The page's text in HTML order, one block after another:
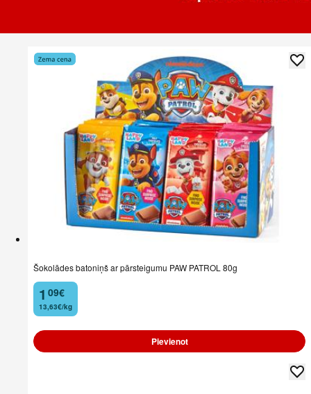
Šokolādes batoniņš ar pārsteigumu PAW PATROL 80g
1
. 09€
13,63€/kg
Pievienot